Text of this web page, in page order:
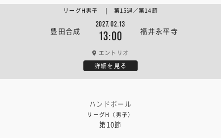
豊田合成
2027.02.13
13:00 福井永平寺
リーグH男子 | 第15週／第14節
エントリオ
詳細を見る
ハンドボール
リーグH（男子）
第10節